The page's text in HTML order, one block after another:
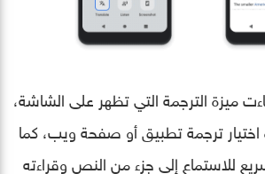
ميزة الترجمة التي تظهر على الشاشة،
ترجمة تطبيق أو صفحة ويب، كما
للاستماع إلى جزء من النص وقراءته